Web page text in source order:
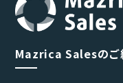
Mazrica Salesのご